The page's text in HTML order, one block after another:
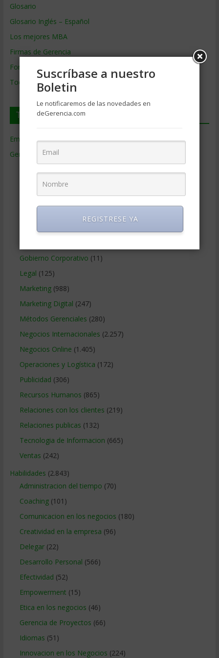
Glosario
Glosario Inglés – Español
Los mejores MBA
Firmas de Gerencia
Formación de Gerencia
Todos los Temas
Temas de Gerencia
Empresas de Gerencia(38)
Gerencia
(9.477)
Ciencias Económicas(80)
Contabilidad(466)
Educacion Gerencial(454)
Gobierno Corporativo (11)
Legal (125)
Marketing(988)
Marketing Digital (247)
Métodos Gerenciales (280)
Negocios Internacionales (2.257)
Negocios Online (1.405)
Operaciones y Logística (172)
Publicidad (306)
Recursos Humanos (865)
Relaciones con los clientes (219)
Relaciones publicas (132)
Tecnologia de Informacion (665)
Ventas (242)
Habilidades (2.843)
Administracion del tiempo (70)
Coaching(101)
Comunicacion en los negocios (180)
Creatividad en la empresa (96)
Delegar(22)
Desarrollo Personal (566)
Efectividad (52)
Empowerment (15)
Etica en los negocios (46)
Gerencia de Proyectos (66)
Idiomas (51)
Innovacion en los Negocios (224)
Suscríbase a nuestro
Boletin
Le notificaremos de las novedades en
deGerencia.com
REGISTRESE YA